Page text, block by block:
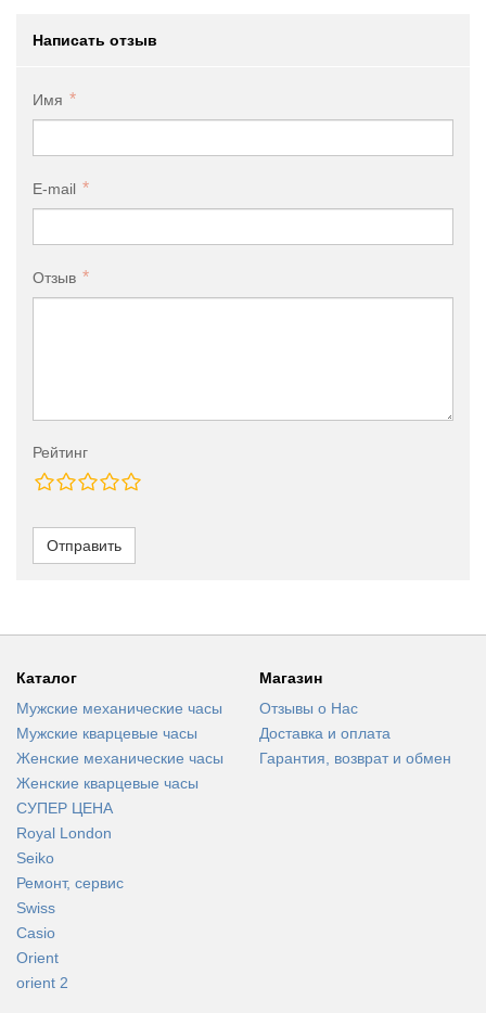
Написать отзыв
Имя
E-mail
Отзыв
Рейтинг
Отправить
Каталог
Мужские механические часы
Мужские кварцевые часы
Женские механические часы
Женские кварцевые часы
СУПЕР ЦЕНА
Royal London
Seiko
Ремонт, сервис
Swiss
Casio
Orient
orient 2
Магазин
Отзывы о Нас
Доставка и оплата
Гарантия, возврат и обмен